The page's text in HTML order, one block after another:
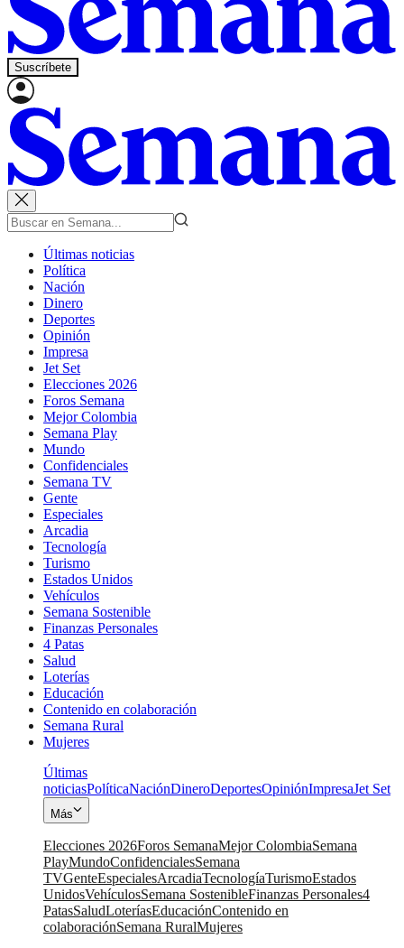
Suscríbete
Últimas noticias
Política
Nación
Dinero
Deportes
Opinión
Impresa
Jet Set
Elecciones 2026
Foros Semana
Mejor Colombia
Semana Play
Mundo
Confidenciales
Semana TV
Gente
Especiales
Arcadia
Tecnología
Turismo
Estados Unidos
Vehículos
Semana Sostenible
Finanzas Personales
4 Patas
Salud
Loterías
Educación
Contenido en colaboración
Semana Rural
Mujeres
Últimas
noticiasPolíticaNaciónDineroDeportesOpiniónImpresaJet Set
Más
Elecciones 2026Foros SemanaMejor ColombiaSemana
PlayMundoConfidencialesSemana
TVGenteEspecialesArcadiaTecnologíaTurismoEstados
UnidosVehículosSemana SostenibleFinanzas Personales4
PatasSaludLoteríasEducaciónContenido en
colaboraciónSemana RuralMujeres